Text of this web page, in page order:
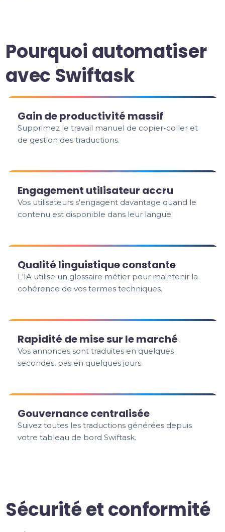
Pourquoi automatiser
avec Swiftask
Gain de productivité massif
Supprimez le travail manuel de copier-coller et
de gestion des traductions.
Engagement utilisateur accru
Vos utilisateurs s'engagent davantage quand le
contenu est disponible dans leur langue.
Qualité linguistique constante
L'IA utilise un glossaire métier pour maintenir la
cohérence de vos termes techniques.
Rapidité de mise sur le marché
Vos annonces sont traduites en quelques
secondes, pas en quelques jours.
Gouvernance centralisée
Suivez toutes les traductions générées depuis
votre tableau de bord Swiftask.
Sécurité et conformité